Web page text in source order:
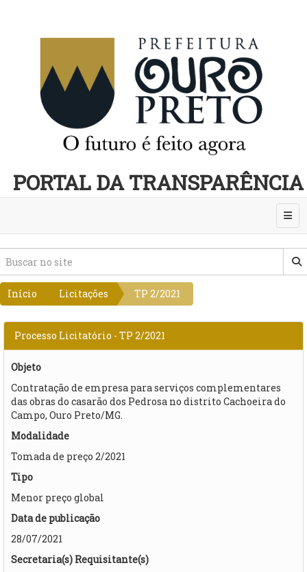
PORTAL DA TRANSPARÊNCIA
Início Licitações TP 2/2021
Processo Licitatório - TP 2/2021
Objeto
Contratação de empresa para serviços complementares
das obras do casarão dos Pedrosa no distrito Cachoeira do
Campo, Ouro Preto/MG.
Modalidade
Tomada de preço 2/2021
Tipo
Menor preço global
Data de publicação
28/07/2021
Secretaria(s) Requisitante(s)